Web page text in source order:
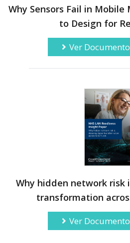
Why Sensors Fail in
to Design for
Ver
Why hidden network
transformation
Ver